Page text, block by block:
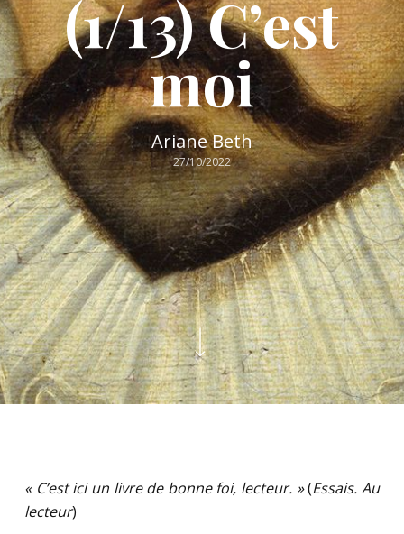
(1/13) C’est
moi
Ariane Beth
27/10/2022
« C’est ici un livre de bonne foi, lecteur. »(Essais. Au
lecteur)